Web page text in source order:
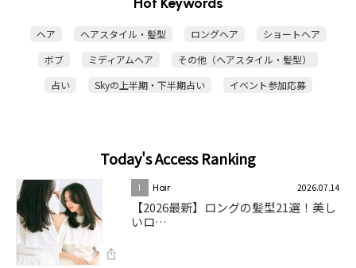
ヘア ヘアスタイル・髪型 ロングヘア
ショートヘア
ボブ
ミディアムヘア
その他（ヘアスタイル・髪型）
占い
Skyの上半期・下半期占い イベント参加応募
Today's Access Ranking
1 Hair 2026.07.14
【2026最新】ロングの髪型21選！美し
いロ…